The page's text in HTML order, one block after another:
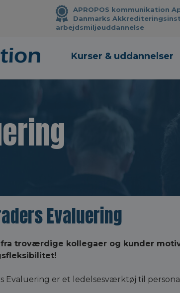
APROPOS kommunikation
Danmarks
arbejdsmiljøuddannelse
Kurser & uddannelser
Evaluering
fra troværdige kollegaer og kunder
Evaluering er et ledelsesværktøj til